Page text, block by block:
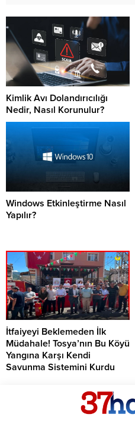
Kimlik Avı Dolandırıcılığı
Nedir, Nasıl Korunulur?
Windows Etkinleştirme Nasıl
Yapılır?
İtfaiyeyi Beklemeden İlk
Müdahale! Tosya’nın Bu Köyü
Yangına Karşı Kendi
Savunma Sistemini Kurdu